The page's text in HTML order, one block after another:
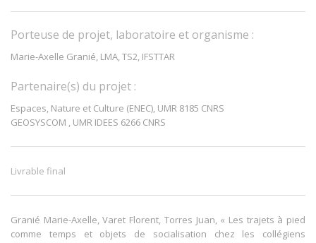
Porteuse de projet, laboratoire et organisme :
Marie-Axelle Granié, LMA, TS2, IFSTTAR
Partenaire(s) du projet :
Espaces, Nature et Culture (ENEC), UMR 8185 CNRS
GEOSYSCOM , UMR IDEES 6266 CNRS
Livrable final
Granié Marie-Axelle, Varet Florent, Torres Juan, « Les trajets à pied
comme temps et objets de socialisation chez les collégiens